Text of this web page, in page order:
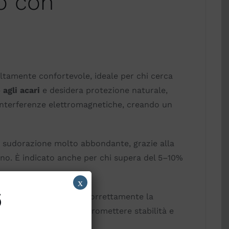
confortevole, ideale per chi cerca
agli acari e desidera protezione naturale,
elettromagnetiche, creando un
molto abbondante, grazie alla
È indicato anche per chi supera del 5–10%
e sostenendo correttamente la
del corpo senza compromettere stabilità e
x